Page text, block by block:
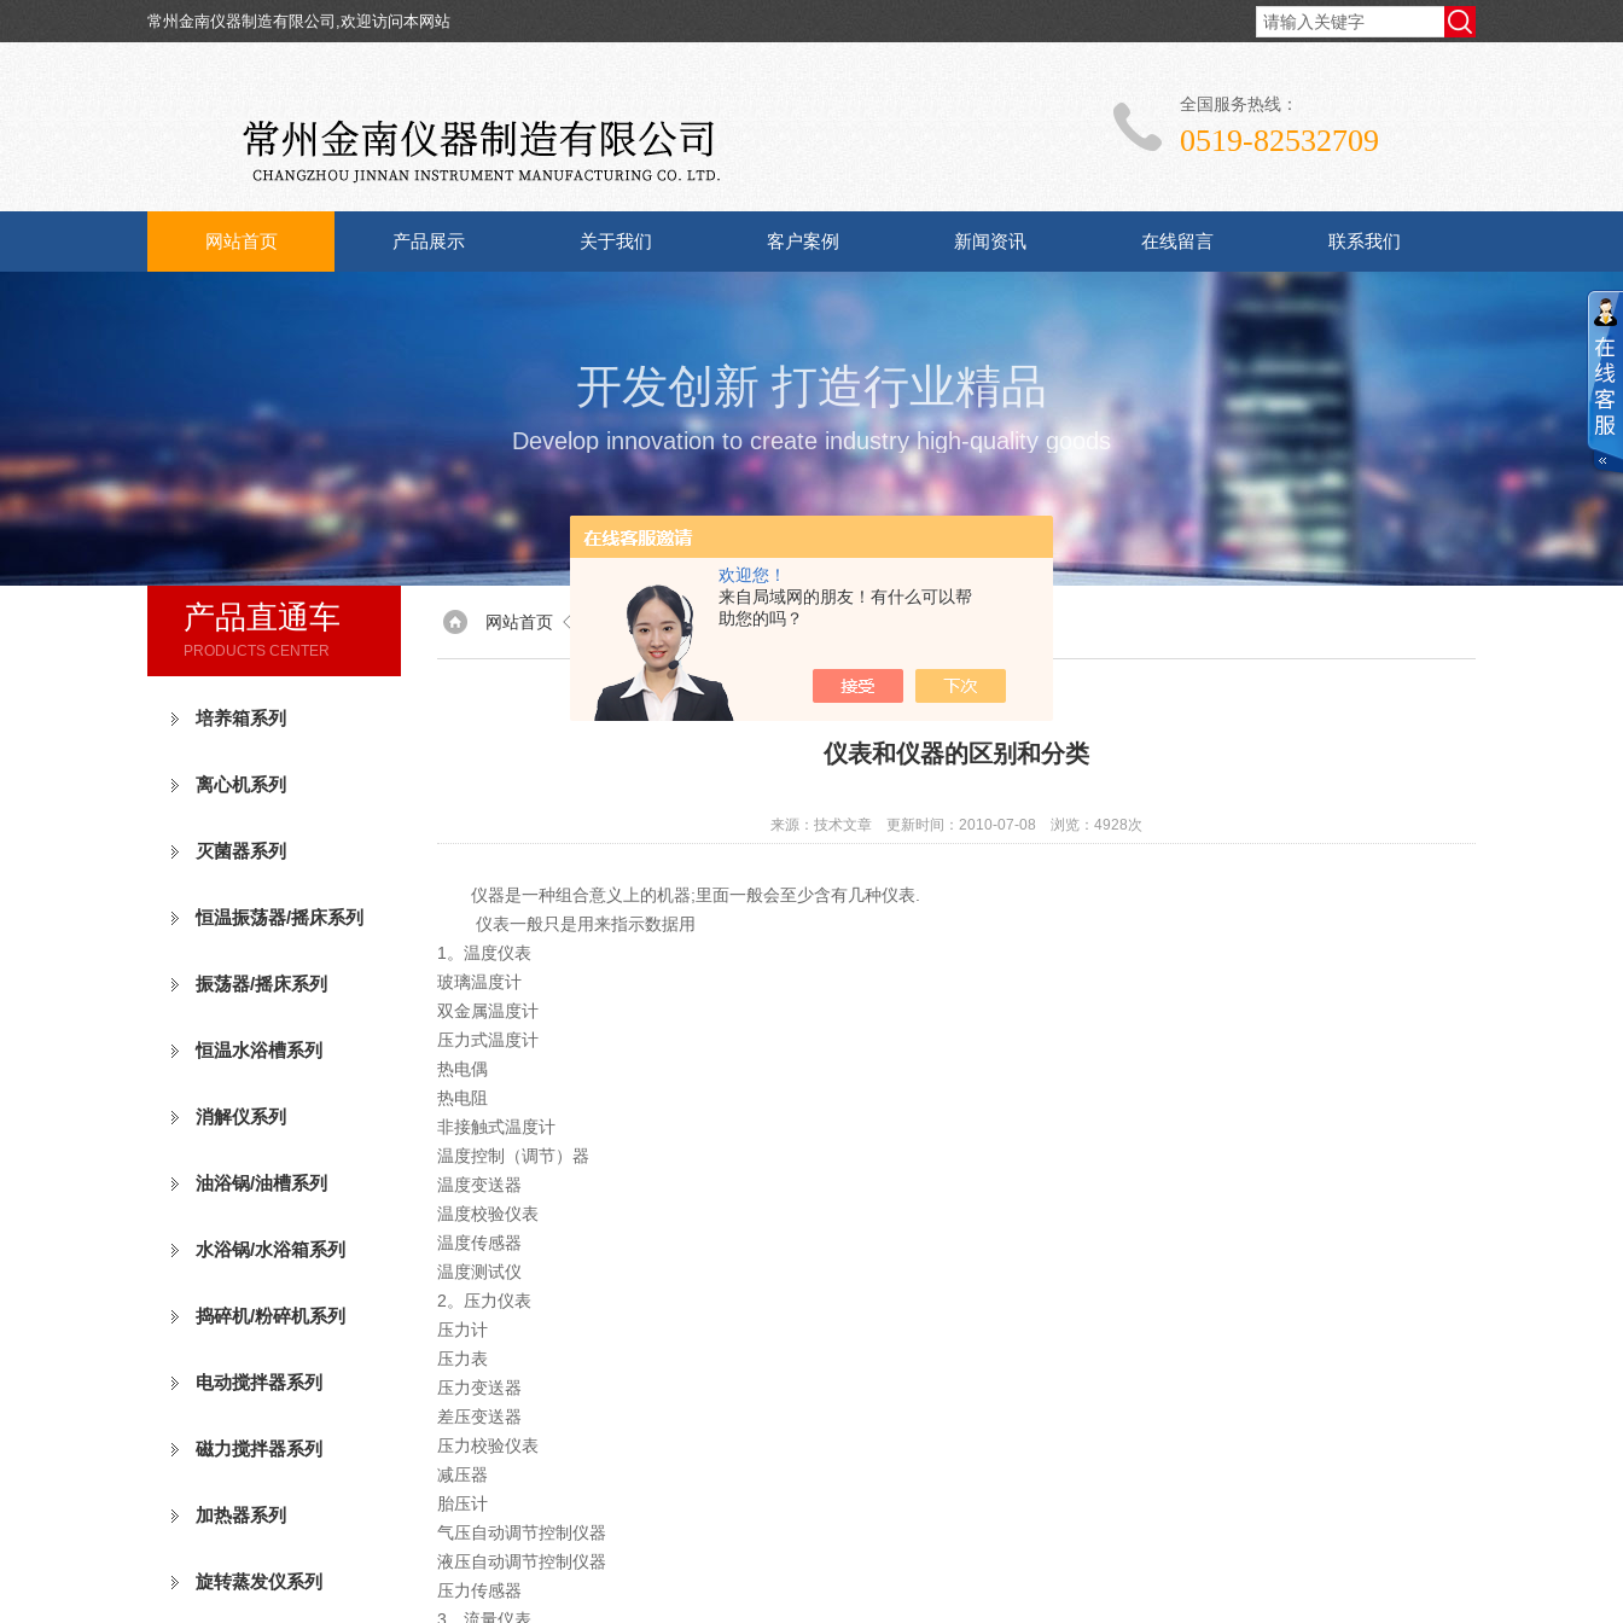
欢迎您！
来自局域网的朋友！有什么可以帮
助您的吗？
常州金南仪器制造有限公司,欢迎访问本网站
全国服务热线：
0519-82532709
网站首页 产品展示 关于我们 客户案例 新闻资讯 在线留言 联系我们
开发创新 打造行业精品
Develop innovation to create industry high-quality goods
产品直通车
PRODUCTS CENTER
培养箱系列
离心机系列
灭菌器系列
恒温振荡器/摇床系列
振荡器/摇床系列
恒温水浴槽系列
消解仪系列
油浴锅/油槽系列
水浴锅/水浴箱系列
捣碎机/粉碎机系列
电动搅拌器系列
磁力搅拌器系列
加热器系列
旋转蒸发仪系列
网站首页 ◇ 技术文章◇ 仪表和仪器的区别和分类
仪表和仪器的区别和分类
来源：技术文章 更新时间：2010-07-08 浏览：4928次
仪器是一种组合意义上的机器;里面一般会至少含有几种仪表.
仪表一般只是用来指示数据用
1。温度仪表
玻璃温度计
双金属温度计
压力式温度计
热电偶
热电阻
非接触式温度计
温度控制（调节）器
温度变送器
温度校验仪表
温度传感器
温度测试仪
2。压力仪表
压力计
压力表
压力变送器
差压变送器
压力校验仪表
减压器
胎压计
气压自动调节控制仪器
液压自动调节控制仪器
压力传感器